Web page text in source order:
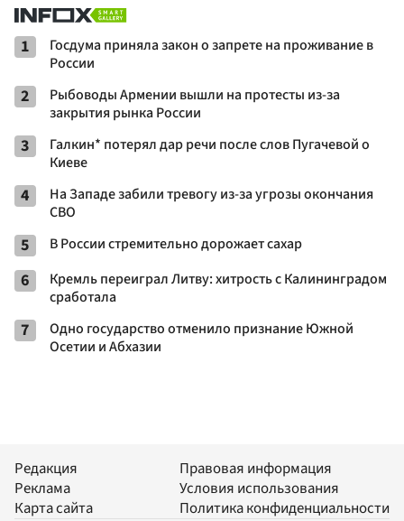
1
Госдума приняла закон о запрете на проживание в
России
2
Рыбоводы Армении вышли на протесты из-за
закрытия рынка России
3
Галкин* потерял дар речи после слов Пугачевой о
Киеве
4
На Западе забили тревогу из-за угрозы окончания
СВО
5 В России стремительно дорожает сахар
6
Кремль переиграл Литву: хитрость с Калининградом
сработала
7
Одно государство отменило признание Южной
Осетии и Абхазии
Редакция
Реклама
Карта сайта
Правовая информация
Условия использования
Политика конфиденциальности